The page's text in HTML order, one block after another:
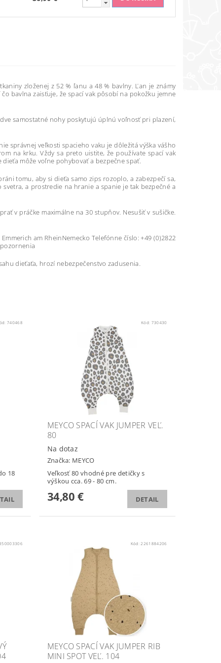
zloženej z 52 % ľanu a 48 % bavlny. Ľan je známy
bavlna zaisťuje, že spací vak pôsobí na pokožku jemne
samostatné nohy poskytujú úplnú voľnosť pri plazení,
správnej veľkosti spacieho vaku je dôležitá výška vášho
na krku. Vždy sa preto uistite, že používate spací vak
môže voľne pohybovať a bezpečne spať.
tomu, aby si dieťa samo zips rozoplo, a zabezpečí sa,
a prostredie na hranie a spanie je tak bezpečné a
v práčke maximálne na 30 stupňov. Nesušiť v sušičke.
am RheinNemecko Telefónne číslo: +49 (0)2822
dieťaťa, hrozí nebezpečenstvo zadusenia.
740468
18
Kód: 730430
MEYCO SPACÍ VAK JUMPER VEĽ.
80
Na dotaz
Značka: MEYCO
Veľkosť 80 vhodné pre detičky s
výškou cca. 69 - 80 cm.
34,80 € DETAIL
Kód:2261884206
MEYCO SPACÍ VAK JUMPER RIB
MINI SPOT VEĽ. 104